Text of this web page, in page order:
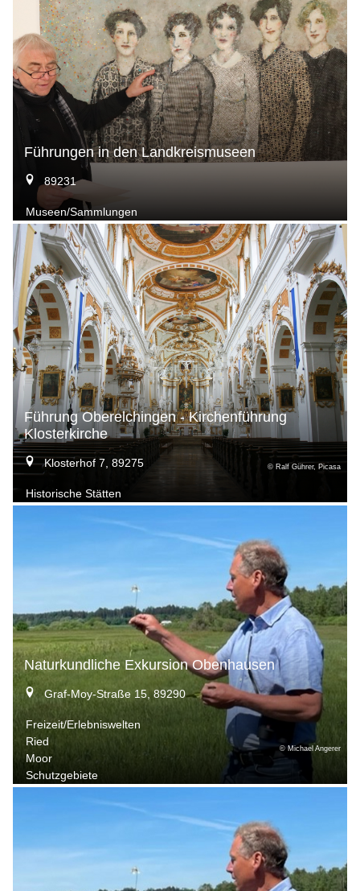
Führungen in den Landkreismuseen
89231
Museen/Sammlungen
© Ralf Gührer, Picasa
Führung Oberelchingen - Kirchenführung
Klosterkirche
Klosterhof 7, 89275
Historische Stätten
© Michael Angerer
Naturkundliche Exkursion Obenhausen
Graf-Moy-Straße 15, 89290
Freizeit/Erlebniswelten
Ried
Moor
Schutzgebiete